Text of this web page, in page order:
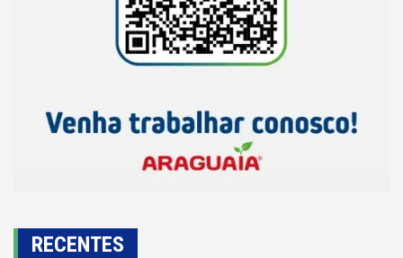
RECENTES